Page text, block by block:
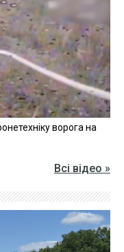
ворога на
Всі відео »